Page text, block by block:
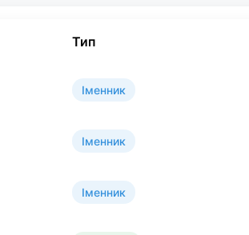
Тип
Іменник
Іменник
Іменник